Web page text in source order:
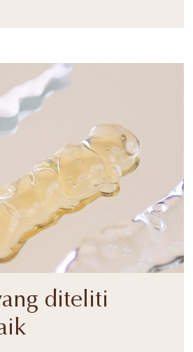
diteliti